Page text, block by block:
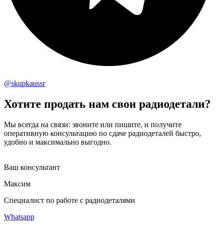
@skupkaussr
Хотите продать нам свои радиодетали?
Мы всегда на связи: звоните или пишите, и получите
оперативную консультацию по сдаче радиодеталей быстро,
удобно и максимально выгодно.
Ваш консультант
Максим
Специалист по работе с радиодеталями
Whatsapp